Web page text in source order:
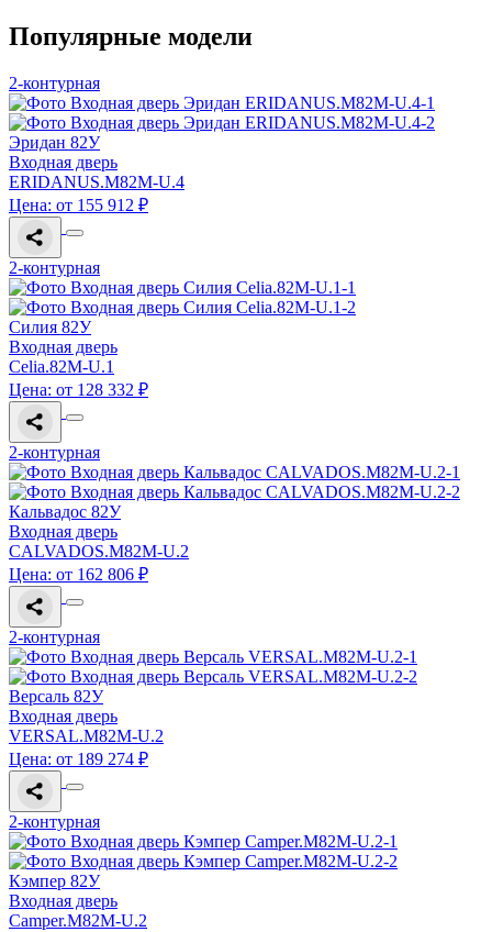
Популярные модели
2-контурная
Эридан 82У
Входная дверь
ERIDANUS.M82M-U.4
Цена: от 155 912 ₽
2-контурная
Силия 82У
Входная дверь
Celia.82M-U.1
Цена: от 128 332 ₽
2-контурная
Кальвадос 82У
Входная дверь
CALVADOS.M82M-U.2
Цена: от 162 806 ₽
2-контурная
Версаль 82У
Входная дверь
VERSAL.M82M-U.2
Цена: от 189 274 ₽
2-контурная
Кэмпер 82У
Входная дверь
Camper.M82M-U.2